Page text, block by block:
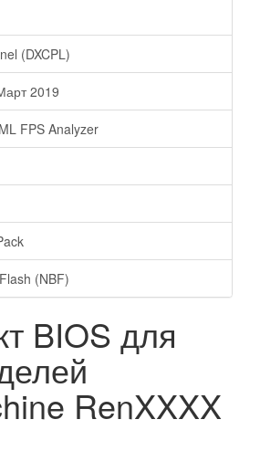
(DXCPL)
2019
FPS Analyzer
(NBF)
BIOS для
RenXXXX